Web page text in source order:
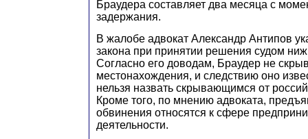
Браудера составляет два месяца с
задержания.
В жалобе адвокат Александр Антипов
закона при принятии решения судом
Согласно его доводам, Браудер не
местонахождения, и следствию оно
нельзя назвать скрывающимся от
Кроме того, по мнению адвоката,
обвинения относятся к сфере
деятельности.